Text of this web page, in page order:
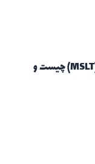
تست سنجش خواب آلودگی در طول روز (MSLT) چیست و